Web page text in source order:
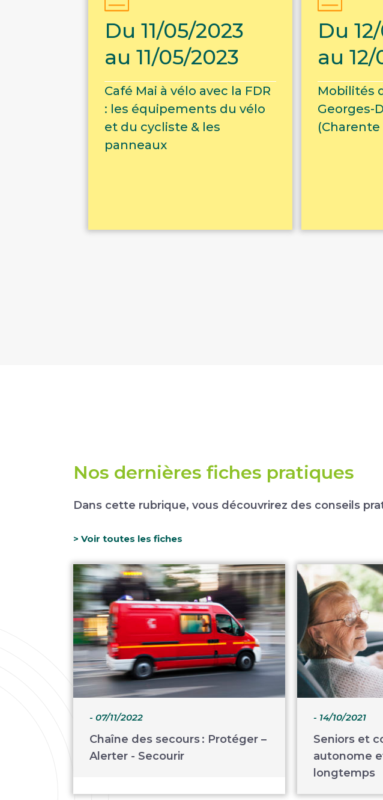
Du 11/05/2023
au 11/05/2023
Café Mai à vélo avec la FDR
: les équipements du vélo
et du cycliste & les
panneaux
Du
au
Mobilités
Georges-
(Charente
Nos dernières fiches pratiques
Dans cette rubrique, vous découvrirez des conseils
> Voir toutes les fiches
- 07/11/2022
Chaîne des secours : Protéger –
Alerter - Secourir
- 14/10/2021
Seniors et
autonome
longtemps